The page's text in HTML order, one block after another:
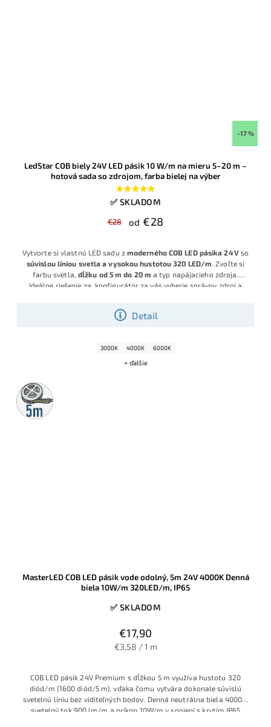
–17 %
LedStar COB biely 24V LED pásik 10 W/m na mieru 5–20 m –
hotová sada so zdrojom, farba bielej na výber
✅ SKLADOM
€28 od €28
Detail
Vytvorte si vlastnú LED sadu z moderného COB LED pásika 24 Vso
súvislou líniou svetla a vysokou hustotou 320 LED/m. Zvoľte si
farbu svetla, dĺžku od 5 m do 20 m a typ napájacieho zdroja.
Ideálne riešenie za, konfigurátor za vás vyberie správny zdroj a
okamžitú montáž
3000K 4000K 6000K
+ ďalšie
5m
rolka
MasterLED COB LED pásik vode odolný, 5m 24V 4000K Denná
biela 10W/m 320LED/m, IP65
✅ SKLADOM
€17,90
€3,58 / 1 m
COB LED pásik 24V Premium s dĺžkou 5 m využíva hustotu 320
diód/m (1600 diód/5 m), vďaka čomu vytvára dokonale súvislú
svetelnú líniu bez viditeľných bodov. Denná neutrálna biela 4000K,
svetelný tok 900 lm/m a príkon 10W/m v spojení s krytím IP65